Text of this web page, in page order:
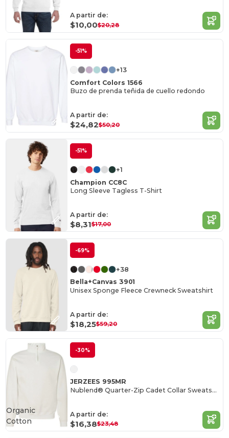
A partir de:
$10,00$20,28
-51%
+13
Comfort Colors 1566
Buzo de prenda teñida de cuello redondo
A partir de:
$24,82$50,20
-51%
+1
Champion CC8C
Long Sleeve Tagless T-Shirt
A partir de:
$8,31$17,00
-69%
+38
Bella+Canvas 3901
Unisex Sponge Fleece Crewneck Sweatshirt
A partir de:
$18,25$59,20
-30%
JERZEES 995MR
Nublend® Quarter-Zip Cadet Collar Sweatshirt
A partir de:
$16,38$23,48
Organic
Cotton